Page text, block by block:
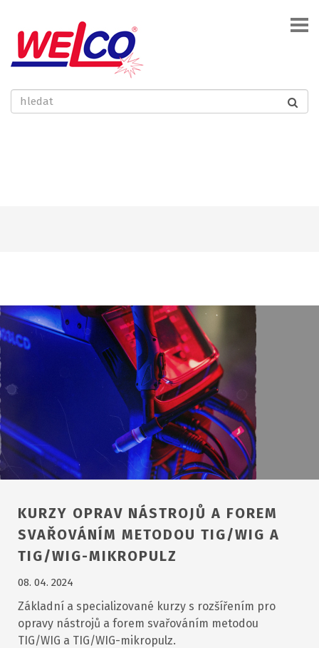
KURZY OPRAV NÁSTROJŮ A FOREM
SVAŘOVÁNÍM METODOU TIG/WIG A
TIG/WIG-MIKROPULZ
08. 04. 2024
Základní a specializované kurzy s rozšířením pro
opravy nástrojů a forem svařováním metodou
TIG/WIG a TIG/WIG-mikropulz.